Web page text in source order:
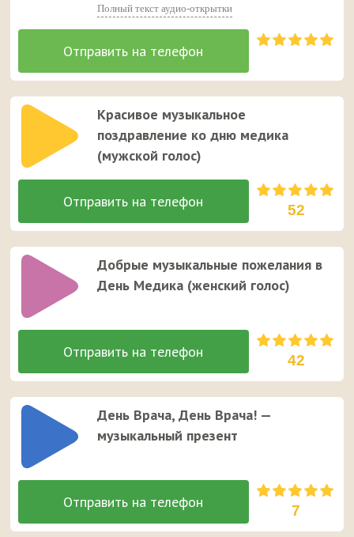
Полный текст аудио-открытки
Красивое музыкальное
поздравление ко дню медика
(мужской голос)
52
Добрые музыкальные пожелания в
День Медика (женский голос)
42
День Врача, День Врача! —
музыкальный презент
7